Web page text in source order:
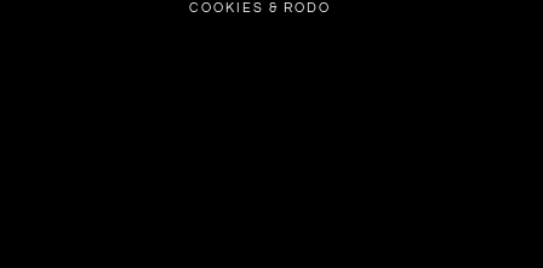
COOKIES & RODO